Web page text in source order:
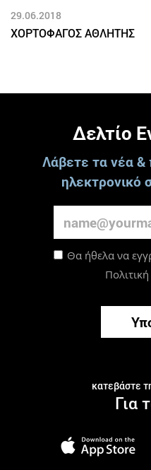
29.06.2018
ΧΟΡΤΟΦΑΓΟΣ ΑΘΛΗΤΗΣ
Δελτίο
Λάβετε τα νέα
ηλεκτρονικό
Θα ήθελα να
κατεβάστε
Για